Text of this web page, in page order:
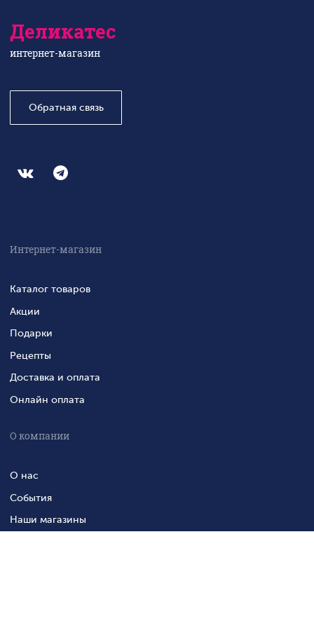
Деликатес
интернет-магазин
Обратная связь
Интернет-магазин
Каталог товаров
Акции
Подарки
Рецепты
Доставка и оплата
Онлайн оплата
О компании
О нас
События
Наши магазины